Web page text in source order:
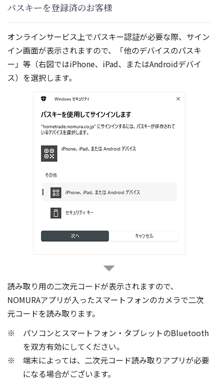
パスキーを登録済のお客様
オンラインサービス上でパスキー認証が必要な際、サイン
イン画面が表示されますので、「他のデバイスのパスキ
ー」等（右図ではiPhone、iPad、またはAndroidデバイ
ス）を選択します。
読み取り用の二次元コードが表示されますので、
NOMURAアプリが入ったスマートフォンのカメラで二次
元コードを読み取ります。
パソコンとスマートフォン・タブレットのBluetooth
を双方有効にしてください。
端末によっては、二次元コード読み取りアプリが必要
になる場合がございます。